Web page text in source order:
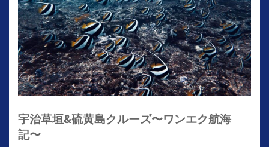
宇治草垣&硫黄島クルーズ〜ワンエク航海
記〜